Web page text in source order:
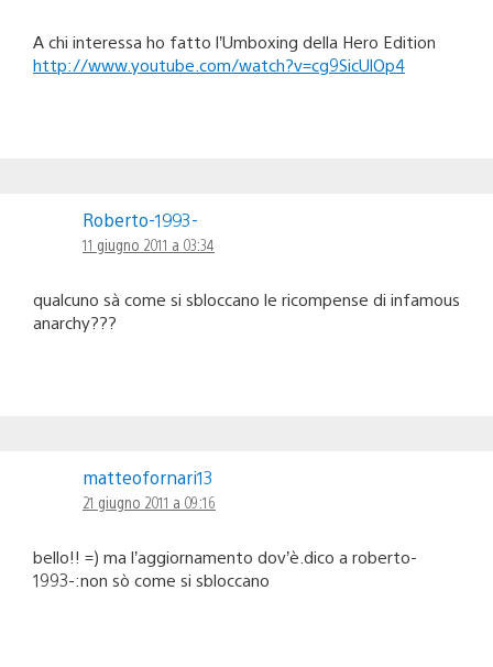
A chi interessa ho fatto l’Umboxing della Hero Edition
http://www.youtube.com/watch?v=cg9SicUlOp4
Roberto-1993-
11 giugno 2011 a 03:34
qualcuno sà come si sbloccano le ricompense di infamous
anarchy???
matteofornari13
21 giugno 2011 a 09:16
bello!! =) ma l’aggiornamento dov’è.dico a roberto-
1993-:non sò come si sbloccano